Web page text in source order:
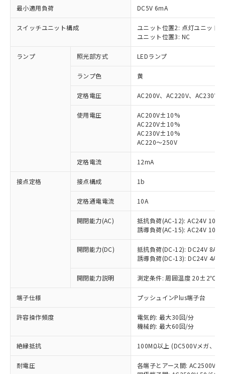
最小適用負荷 DC5V 6mA
スイッチユニット構成
ユニット位置2: 点灯ユニット
ユニット位置3: NC
ランプ 照光部方式 LEDランプ
ランプ色 黄
定格電圧 AC200V、AC220V、AC230V
使用電圧
AC200V±10%
AC220V±10%
AC230V±10%
AC220～250V
定格電流 12mA
接点定格 接点構成 1b
定格通電電流 10A
開閉能力(AC)
抵抗負荷(AC-12): AC24V 10A/
誘導負荷(AC-15): AC24V
開閉能力(DC)
抵抗負荷(DC-12): DC24V 8A/
誘導負荷(DC-13): DC24V 4A/
開閉能力説明 測定条件: 周囲温度 20±2℃、
端子仕様 プッシュインPlus端子台
許容操作頻度
電気的: 最大30回/分
機械的: 最大60回/分
絶縁抵抗 100MΩ以上 (DC500Vメガ、点
耐電圧
各端子とアース間: AC2500V
ご利用条件
以下の条件をお読みいただき、同意のうえ
本サービスは、当社制御機器事業取扱
商品の当社在庫状況および標準価格
(税抜)を提供させていただくもので
当社制御機器事業取扱商品の中には、
本サービスの対象外となる商品もある
ことをご了承ください。
在庫状況および標準価格照会結果は、
記載している更新日時点での社内デー
タに基づき作成されるものであり、閲
準価格とは異なる場合があることをご
対応済み：EU RoHS指令（10物質）の
非含有に対応した製品が提供可能な商品で
対応予定：EU RoHS指令（10物質）の非含
有に対応した製品に切り替える予定のある
対応予定なし：EU RoHS指令（10物質）の
非含有に非対応の商品で、対応品を出す予
調査・確認中：EU RoHS指令（10物質）の
非含有の対応状況を調査中または確認中の
非該当品：ライセンス料など無形物で、有
害物質有無と関係のない商品です。
仕入先様の事情により、非含有部品として
いたものが、含有品と判明した場合などや
むを得ず変更することがあります。
*EU RoHS指令（10物質）：
鉛(Pb) 1000ppm以下、 水銀(Hg) 1000ppm以下、 カド
六価クロム(Cr(Ⅵ)) 1000ppm以下、ポリ臭化ビフェニル
「○」：最大均質材料含有率が中国RoHSの
基準値以下であることを示します。
「×」：最大均質材料含有率が中国RoHSの
基準値を超えていることを示します。
「－」：未確認です。当社販売部門へお問
当社は、これら貴社製品のうち、外国
為替および外国貿易法に定める商品
（以下｢規制貨物等」という）を輸出
または国外への提供する場合は、日本
国政府の輸出許可(または役務取引許
可)を取得するなどの必要な手続きを